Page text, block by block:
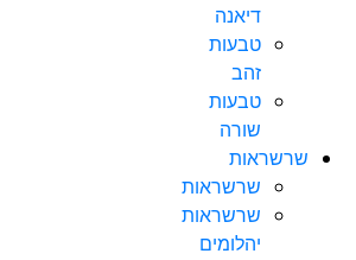
דיאנה
טבעות
זהב
טבעות
שורה
שרשראות
שרשראות
שרשראות
יהלומים